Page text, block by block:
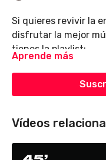
Si quieres revivir la
disfrutar la mejor
tienes la playlist:
https://
Aprende más
Vídeos